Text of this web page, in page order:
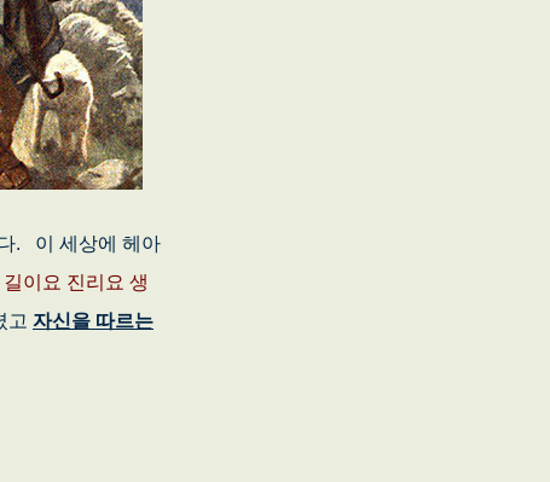
. 이 세상에 헤아
이요 진리요 생
고 자신을 따르는